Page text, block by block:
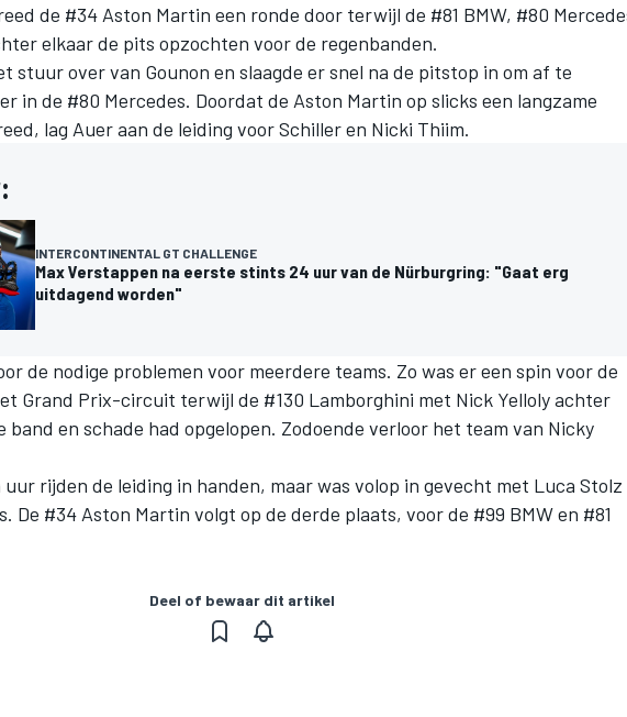
de #34 Aston Martin een ronde door terwijl de #81 BMW, #80
elkaar de pits opzochten voor de regenbanden.
stuur over van Gounon en slaagde er snel na de pitstop in om af te
in de #80 Mercedes. Doordat de Aston Martin op slicks een langzame
lag Auer aan de leiding voor Schiller en Nicki Thiim.
INTERCONTINENTAL GT CHALLENGE
Max Verstappen na eerste stints 24 uur van de Nürburgring: "Gaat erg
uitdagend worden"
de nodige problemen voor meerdere teams. Zo was er een spin voor de
Grand Prix-circuit terwijl de #130 Lamborghini met Nick Yelloly achter
band en schade had opgelopen. Zodoende verloor het team van Nicky
uur rijden de leiding in handen, maar was volop in gevecht met Luca Stolz
De #34 Aston Martin volgt op de derde plaats, voor de #99 BMW en #81
Deel of bewaar dit artikel